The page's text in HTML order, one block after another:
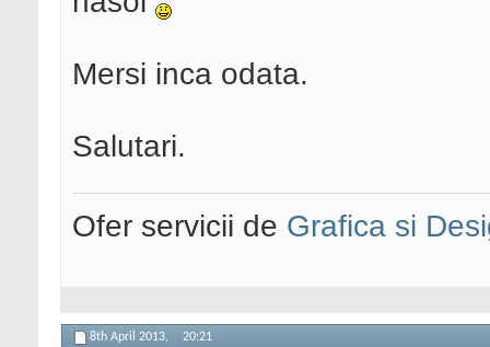
Mersi inca odata.
Salutari.
Ofer servicii de Grafica si
8th April 2013, 20:21